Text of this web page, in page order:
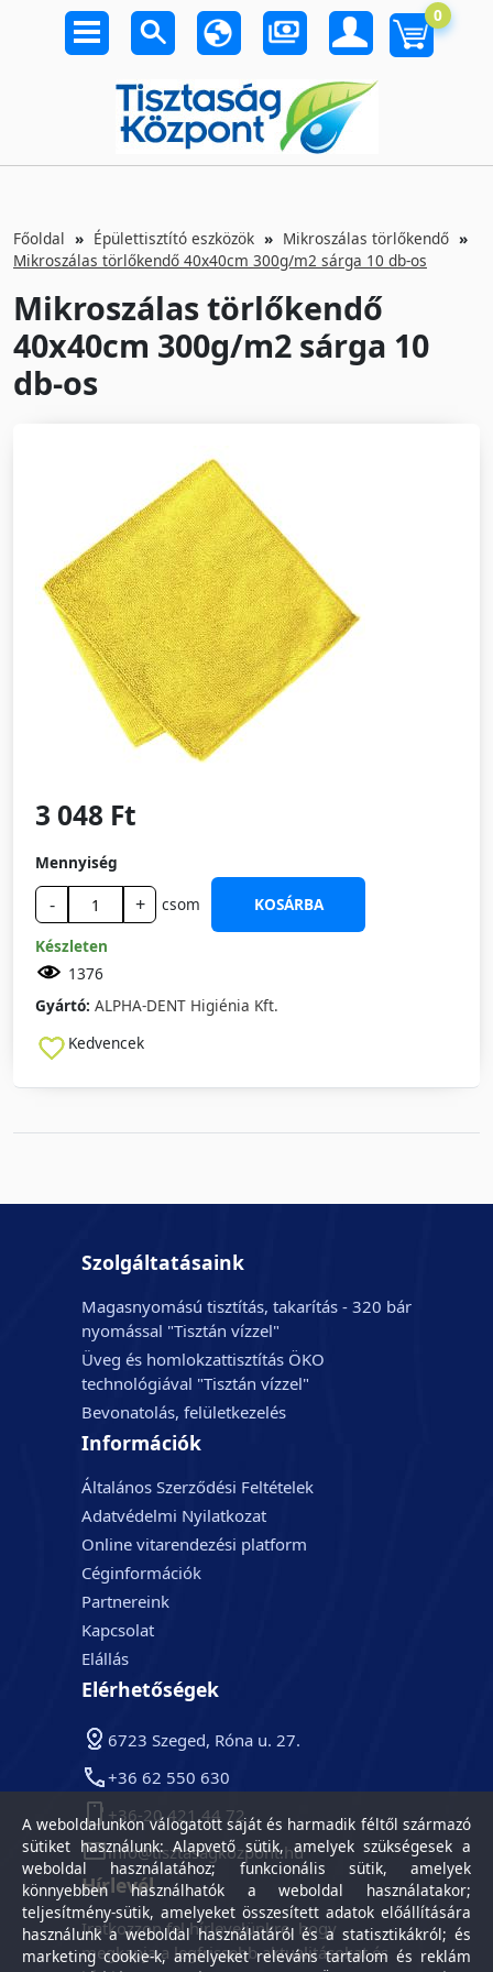
0
Főoldal Épülettisztító eszközök
Mikroszálas törlőkendő
Mikroszálas törlőkendő 40x40cm 300g/m2 sárga 10 db-os
Mikroszálas törlőkendő
40x40cm 300g/m2 sárga 10
db-os
3 048 Ft
Mennyiség
- + csom
KOSÁRBA
Készleten
1376
Gyártó: ALPHA-DENT Higiénia Kft.
Kedvencek
Szolgáltatásaink
Magasnyomású tisztítás, takarítás - 320 bár
nyomással "Tisztán vízzel"
Üveg és homlokzattisztítás ÖKO
technológiával "Tisztán vízzel"
Bevonatolás, felületkezelés
Információk
Általános Szerződési Feltételek
Adatvédelmi Nyilatkozat
Online vitarendezési platform
Céginformációk
Partnereink
Kapcsolat
Elállás
Elérhetőségek
6723 Szeged, Róna u. 27.
+36 62 550 630
+36-20 421 44 72
info@tisztasagkozpont.hu
Hírlevél
Iratkozzon fel hírlevelünkre, hogy
megkapja a legfrissebb aktualitásokat és
A weboldalunkon válogatott saját és harmadik féltől származó
sütiket használunk: Alapvető sütik, amelyek szükségesek a
weboldal használatához; funkcionális sütik, amelyek
könnyebben használhatók a weboldal használatakor;
teljesítmény-sütik, amelyeket összesített adatok előállítására
használunk a weboldal használatáról és a statisztikákról; és
marketing cookie-k, amelyeket releváns tartalom és reklám